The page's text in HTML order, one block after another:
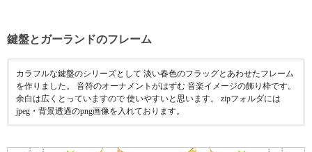
鍵盤とガーランドのフレーム
カラフルな鍵盤のシリーズとして 淡い春色のフラッグとあわせたフレーム
を作りました。 音符のオーナメントがはずむ 音楽イメージの飾り枠です。
余白は広くとっていますので 使いやすいと思います。 zipフォルダには
jpeg・背景透過のpng画像を入れております。